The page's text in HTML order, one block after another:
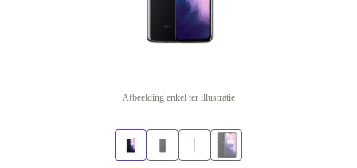
Afbeelding enkel ter illustratie